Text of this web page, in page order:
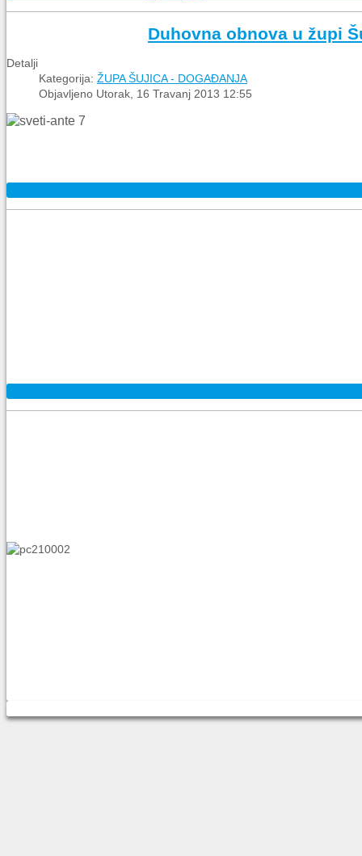
Duhovna obnova u župi
Detalji
Kategorija: ŽUPA ŠUJICA - DOGAĐANJA
Objavljeno Utorak, 16 Travanj 2013 12:55